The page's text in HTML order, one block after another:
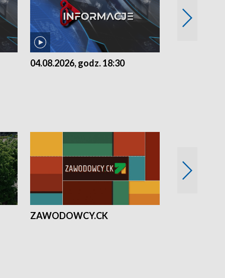
04.08.2026, godz. 18:30
ZAWODOWCY.CK